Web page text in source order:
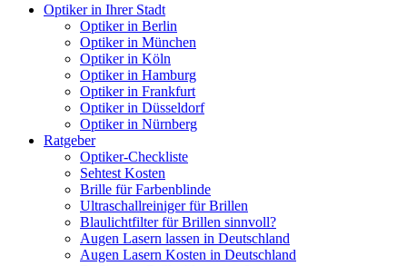
Optiker in Ihrer Stadt
Optiker in Berlin
Optiker in München
Optiker in Köln
Optiker in Hamburg
Optiker in Frankfurt
Optiker in Düsseldorf
Optiker in Nürnberg
Ratgeber
Optiker-Checkliste
Sehtest Kosten
Brille für Farbenblinde
Ultraschallreiniger für Brillen
Blaulichtfilter für Brillen sinnvoll?
Augen Lasern lassen in Deutschland
Augen Lasern Kosten in Deutschland